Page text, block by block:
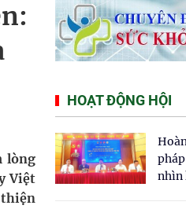
lòng
Việt
thiện
HOẠT ĐỘNG HỘI
nhìn